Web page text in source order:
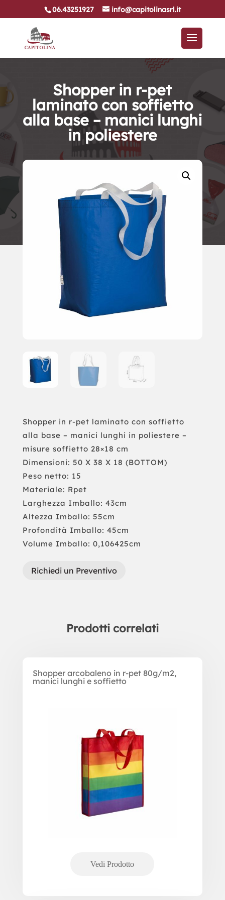
06.43251927 info@capitolinasrl.it
Shopper in r-pet
laminato con soffietto
alla base – manici lunghi
in poliestere
Shopper in r-pet laminato con soffietto
alla base – manici lunghi in poliestere –
misure soffietto 28×18 cm
Dimensioni: 50 X 38 X 18 (BOTTOM)
Peso netto: 15
Materiale: Rpet
Larghezza Imballo: 43cm
Altezza Imballo: 55cm
Profondità Imballo: 45cm
Volume Imballo: 0,106425cm
Richiedi un Preventivo
Prodotti correlati
Shopper arcobaleno in r-pet 80g/m2,
manici lunghi e soffietto